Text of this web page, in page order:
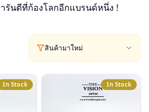
รันตีที่ก้องโลกอีกแบรนด์หนึ่ง !
สินค้ามาใหม่
In Stock In Stock